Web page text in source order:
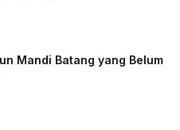
Mandi Batang yang Belum